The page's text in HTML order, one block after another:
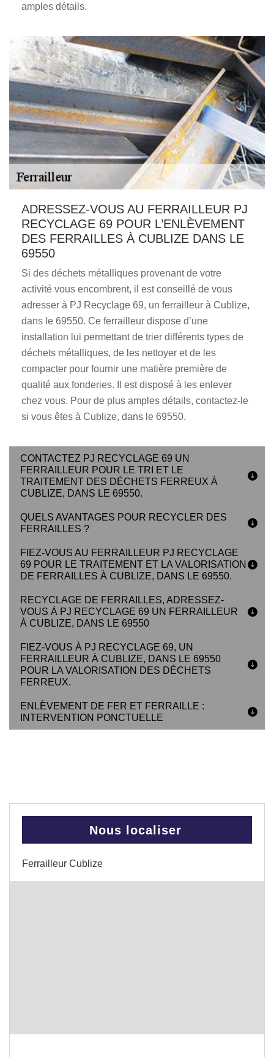
amples détails.
ADRESSEZ-VOUS AU FERRAILLEUR PJ
RECYCLAGE 69 POUR L’ENLÈVEMENT
DES FERRAILLES À CUBLIZE DANS LE
69550
Si des déchets métalliques provenant de votre
activité vous encombrent, il est conseillé de vous
adresser à PJ Recyclage 69, un ferrailleur à Cublize,
dans le 69550. Ce ferrailleur dispose d’une
installation lui permettant de trier différents types de
déchets métalliques, de les nettoyer et de les
compacter pour fournir une matière première de
qualité aux fonderies. Il est disposé à les enlever
chez vous. Pour de plus amples détails, contactez-le
si vous êtes à Cublize, dans le 69550.
CONTACTEZ PJ RECYCLAGE 69 UN
FERRAILLEUR POUR LE TRI ET LE
TRAITEMENT DES DÉCHETS FERREUX À
CUBLIZE, DANS LE 69550.
QUELS AVANTAGES POUR RECYCLER DES
FERRAILLES ?
FIEZ-VOUS AU FERRAILLEUR PJ RECYCLAGE
69 POUR LE TRAITEMENT ET LA VALORISATION
DE FERRAILLES À CUBLIZE, DANS LE 69550.
RECYCLAGE DE FERRAILLES, ADRESSEZ-
VOUS À PJ RECYCLAGE 69 UN FERRAILLEUR
À CUBLIZE, DANS LE 69550
FIEZ-VOUS À PJ RECYCLAGE 69, UN
FERRAILLEUR À CUBLIZE, DANS LE 69550
POUR LA VALORISATION DES DÉCHETS
FERREUX.
ENLÈVEMENT DE FER ET FERRAILLE :
INTERVENTION PONCTUELLE
Nous localiser
Ferrailleur Cublize